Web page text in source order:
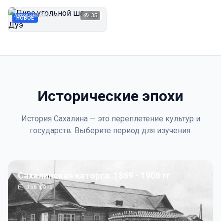
НОВОЕ 1923
Автор неизвестен 35
Исторические эпохи
История Сахалина — это переплетение культур и
государств. Выберите период для изучения.
Сахалинская каторга: 1869 - 1906 гг
156фото